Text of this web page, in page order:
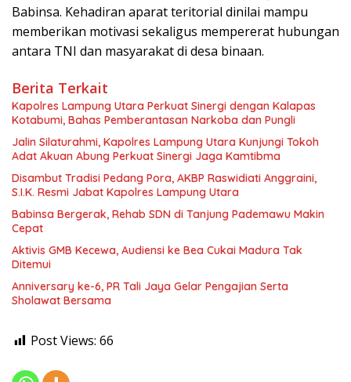
Babinsa. Kehadiran aparat teritorial dinilai mampu
memberikan motivasi sekaligus mempererat hubungan
antara TNI dan masyarakat di desa binaan.
Berita Terkait
Kapolres Lampung Utara Perkuat Sinergi dengan Kalapas
Kotabumi, Bahas Pemberantasan Narkoba dan Pungli
Jalin Silaturahmi, Kapolres Lampung Utara Kunjungi Tokoh
Adat Akuan Abung Perkuat Sinergi Jaga Kamtibma
Disambut Tradisi Pedang Pora, AKBP Raswidiati Anggraini,
S.I.K. Resmi Jabat Kapolres Lampung Utara
Babinsa Bergerak, Rehab SDN di Tanjung Pademawu Makin
Cepat
Aktivis GMB Kecewa, Audiensi ke Bea Cukai Madura Tak
Ditemui
Anniversary ke-6, PR Tali Jaya Gelar Pengajian Serta
Sholawat Bersama
Post Views: 66